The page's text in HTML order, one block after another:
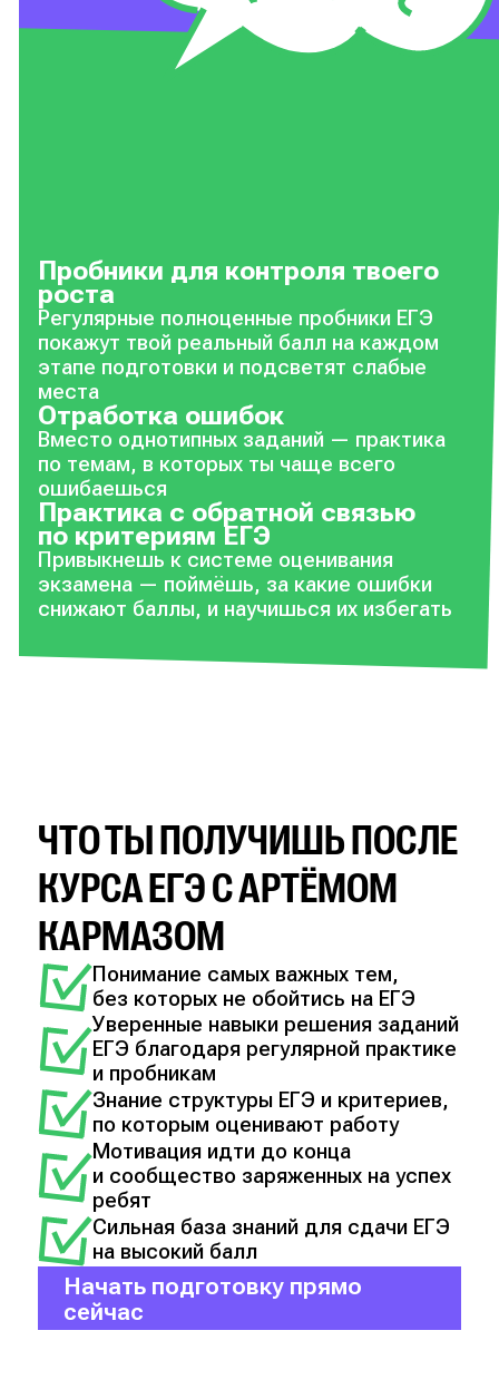
Пробники для контроля твоего
роста
Регулярные полноценные пробники ЕГЭ
покажут твой реальный балл на каждом
этапе подготовки и подсветят слабые
места
Отработка ошибок
Вместо однотипных заданий — практика
по темам, в которых ты чаще всего
ошибаешься
Практика с обратной связью
по критериям ЕГЭ
Привыкнешь к системе оценивания
экзамена — поймёшь, за какие ошибки
снижают баллы, и научишься их избегать
ЧТО ТЫ ПОЛУЧИШЬ ПОСЛЕ
КУРСА ЕГЭ С АРТЁМОМ
КАРМАЗОМ
Понимание самых важных тем,
без которых не обойтись на ЕГЭ
Уверенные навыки решения заданий
ЕГЭ благодаря регулярной практике
и пробникам
Знание структуры ЕГЭ и критериев,
по которым оценивают работу
Мотивация идти до конца
и сообщество заряженных на успех
ребят
Сильная база знаний для сдачи ЕГЭ
на высокий балл
Начать подготовку прямо
сейчас